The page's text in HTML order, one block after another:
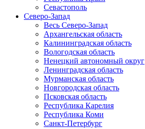
Севастополь
Северо-Запад
Весь Северо-Запад
Архангельская область
Калининградская область
Вологодская область
Ненецкий автономный округ
Ленинградская область
Мурманская область
Новгородская область
Псковская область
Республика Карелия
Республика Коми
Санкт-Петербург